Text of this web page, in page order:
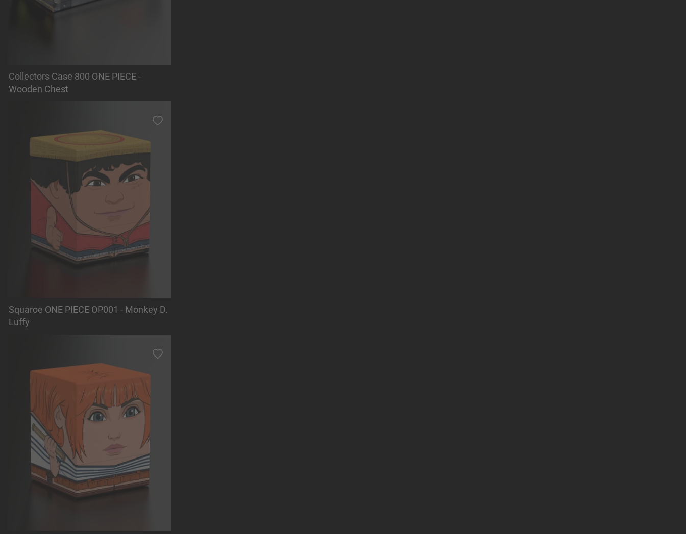
Collectors Case 800 ONE PIECE -
Wooden Chest
Squaroe ONE PIECE OP001 - Monkey D.
Luffy